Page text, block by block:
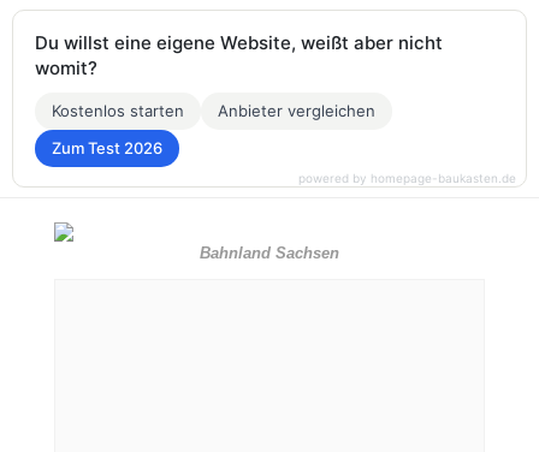
Bahnland Sachsen
Du willst eine eigene Website, weißt aber nicht
womit?
Kostenlos starten
Anbieter vergleichen
Zum Test 2026
powered by homepage-baukasten.de